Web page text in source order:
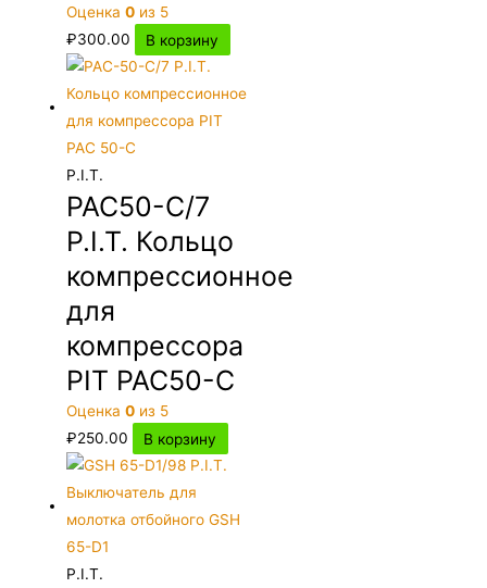
Оценка0 из 5
₽300.00 В корзину
P.I.T.
PAC50-C/7
P.I.T. Кольцо
компрессионное
для
компрессора
PIT PAC50-C
Оценка0 из 5
₽250.00 В корзину
P.I.T.